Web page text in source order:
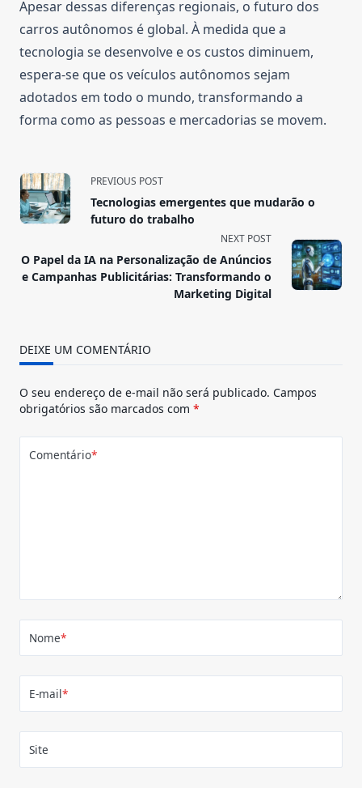
Apesar dessas diferenças regionais, o futuro dos
carros autônomos é global. À medida que a
tecnologia se desenvolve e os custos diminuem,
espera-se que os veículos autônomos sejam
adotados em todo o mundo, transformando a
forma como as pessoas e mercadorias se movem.
<span
class="nav-
subtitle
reader-
text">Page</span>
PREVIOUS POST
Tecnologias emergentes que mudarão o
futuro do trabalho
NEXT POST
O Papel da IA na Personalização de Anúncios
e Campanhas Publicitárias: Transformando o
Marketing Digital
DEIXE UM COMENTÁRIO
O seu endereço de e-mail não será publicado. Campos
obrigatórios são marcados com *
Comentário*
Nome*
E-mail*
Site